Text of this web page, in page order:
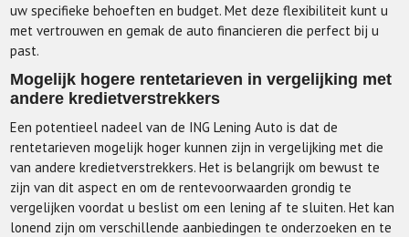
uw specifieke behoeften en budget. Met deze flexibiliteit kunt u
met vertrouwen en gemak de auto financieren die perfect bij u
past.
Mogelijk hogere rentetarieven in vergelijking met
andere kredietverstrekkers
Een potentieel nadeel van de ING Lening Auto is dat de
rentetarieven mogelijk hoger kunnen zijn in vergelijking met die
van andere kredietverstrekkers. Het is belangrijk om bewust te
zijn van dit aspect en om de rentevoorwaarden grondig te
vergelijken voordat u beslist om een lening af te sluiten. Het kan
lonend zijn om verschillende aanbiedingen te onderzoeken en te